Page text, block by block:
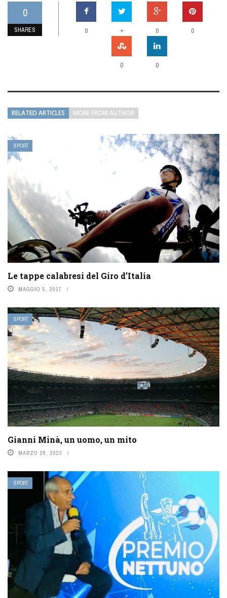
0
SHARES 0 + 0 0
0 0
RELATED ARTICLES MORE FROM AUTHOR
SPORT
Le tappe calabresi del Giro d’Italia
MAGGIO 5, 2017
SPORT
Gianni Minà, un uomo, un mito
MARZO 28, 2023
SPORT